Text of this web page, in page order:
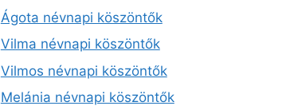
Ágota névnapi köszöntők
Vilma névnapi köszöntők
Vilmos névnapi köszöntők
Melánia névnapi köszöntők